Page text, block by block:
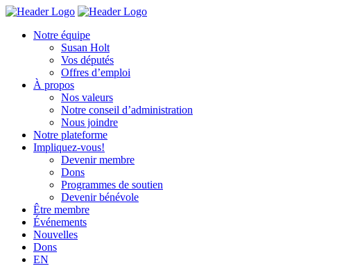
Skip
content
Homepage
Homepage
Notre équipe
Susan Holt
Vos députés
Offres d’emploi
À propos
Nos valeurs
Notre conseil d’administration
Nous joindre
Notre plateforme
Impliquez-vous!
Devenir membre
Dons
Programmes de soutien
Devenir bénévole
Être membre
Événements
Nouvelles
Dons
EN